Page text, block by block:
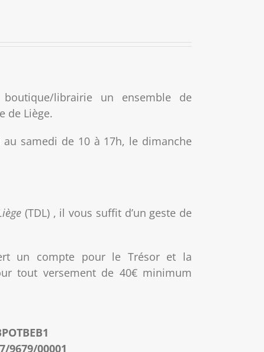
librairie un ensemble de
de Liège.
samedi de 10 à 17h, le dimanche
(TDL) , il vous suffit d’un geste de
un compte pour le Trésor et la
tout versement de 40€ minimum
00001